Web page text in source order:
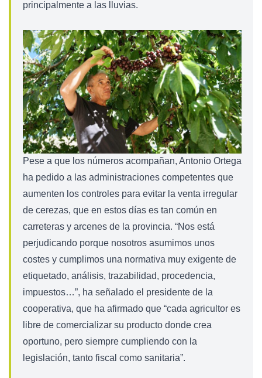
principalmente a las lluvias.
Pese a que los números acompañan, Antonio Ortega
ha pedido a las administraciones competentes que
aumenten los controles para evitar la venta irregular
de cerezas, que en estos días es tan común en
carreteras y arcenes de la provincia. “Nos está
perjudicando porque nosotros asumimos unos
costes y cumplimos una normativa muy exigente de
etiquetado, análisis, trazabilidad, procedencia,
impuestos…”, ha señalado el presidente de la
cooperativa, que ha afirmado que “cada agricultor es
libre de comercializar su producto donde crea
oportuno, pero siempre cumpliendo con la
legislación, tanto fiscal como sanitaria”.